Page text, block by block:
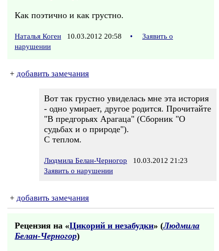
Как поэтично и как грустно.
Наталья Коген 10.03.2012 20:58 •
Заявить о
нарушении
+ добавить замечания
Вот так грустно увиделась мне эта история
- одно умирает, другое родится. Прочитайте
"В предгорьях Арагаца" (Сборник "О
судьбах и о природе").
С теплом.
Людмила Белан-Черногор 10.03.2012 21:23
Заявить о нарушении
+ добавить замечания
Рецензия на «Цикорий и незабудки» (Людмила
Белан-Черногор)